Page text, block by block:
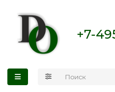
+7-